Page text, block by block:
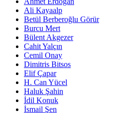
Ali Kayaalp
Betül Berberoğlu Görür
Burcu Mert
Bülent Akgezer
Cahit Yalçın
Cemil Onay
Dimitris Bitsos
Elif Çapar
H. Can Yücel
Haluk Şahin
İdil Konuk
İsmail Şen